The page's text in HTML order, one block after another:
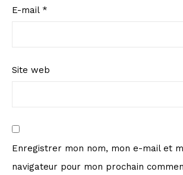
E-mail *
Site web
Enregistrer mon nom, mon e-mail et
navigateur pour mon prochain